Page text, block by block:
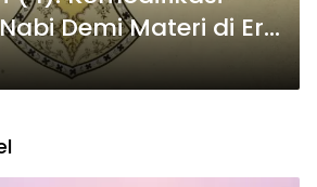
Demi Materi di Era